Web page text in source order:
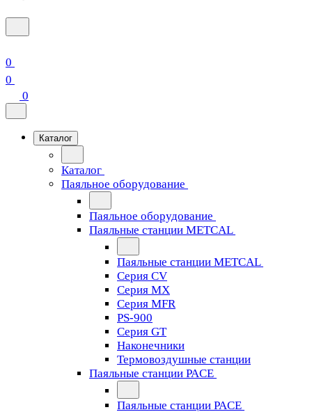
0
0
0
Каталог
Каталог
Паяльное оборудование
Паяльное оборудование
Паяльные станции METCAL
Паяльные станции METCAL
Серия CV
Серия MX
Серия MFR
PS-900
Серия GT
Наконечники
Термовоздушные станции
Паяльные станции PACE
Паяльные станции PACE